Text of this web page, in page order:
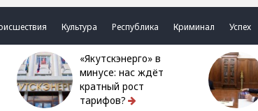
Культура Республика Криминал Успех
«Якутскэнерго» в
минусе: нас ждёт
кратный рост
тарифов?